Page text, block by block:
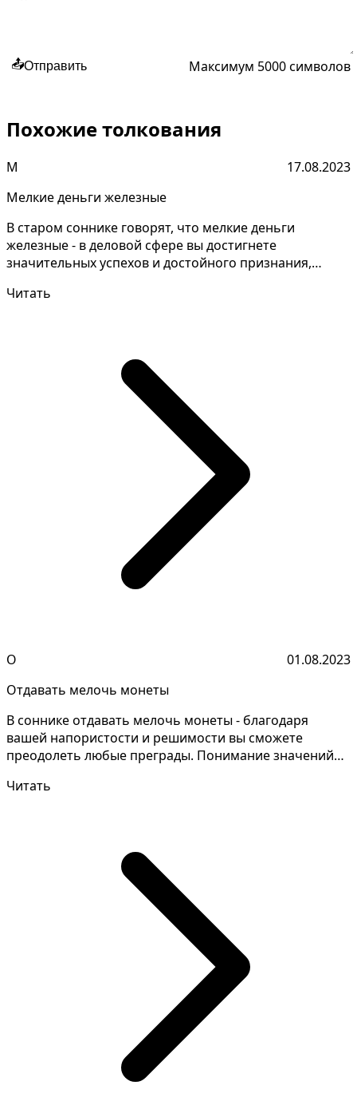
📤Отправить Максимум 5000 символов
Похожие толкования
М
17.08.2023
Мелкие деньги железные
В старом соннике говорят, что мелкие деньги
железные - в деловой сфере вы достигнете
значительных успехов и достойного признания,
Читать
О
01.08.2023
Отдавать мелочь монеты
В соннике отдавать мелочь монеты - благодаря
вашей напористости и решимости вы сможете
преодолеть любые преграды. Понимание значений
Читать